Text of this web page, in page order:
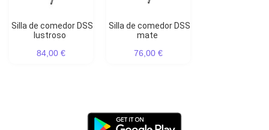
Silla de comedor DSS
lustroso
84,00 €
Silla de comedor DSS
mate
76,00 €